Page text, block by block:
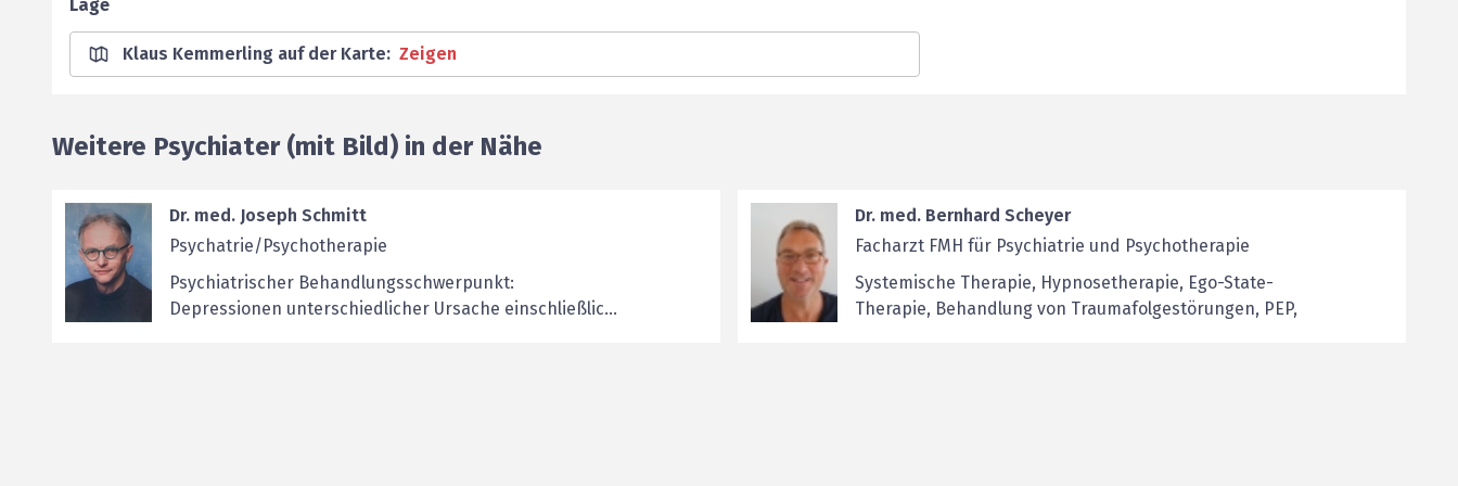
Lage
Klaus Kemmerling auf der Karte: Zeigen
Weitere Psychiater (mit Bild) in der Nähe
Dr. med. Joseph Schmitt
Psychatrie/Psychotherapie
Psychiatrischer Behandlungsschwerpunkt:
Depressionen unterschiedlicher Ursache einschließlic...
Dr. med. Bernhard Scheyer
Facharzt FMH für Psychiatrie und Psychotherapie
Systemische Therapie, Hypnosetherapie, Ego-State-
Therapie, Behandlung von Traumafolgestörungen, PEP,